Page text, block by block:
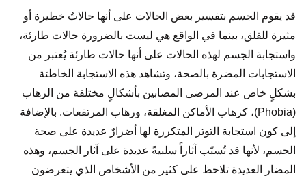
قد يقوم الجسم بتفسير بعض الحالات على أنها حالاتٌ خطيرة أو
مثيرة للقلق، بينما في الواقع هي ليست بالضرورة حالات طارئة،
واستجابة الجسم لهذه الحالات على أنها حالات طارئة يُعتبر من
الاستجابات المضرة بالصحة، وتشاهد هذه الاستجابة الخاطئة
بشكلٍ خاص عند المرضى المصابين بأشكالٍ مختلفة من الرهاب
(Phobia)، كرهاب الأماكن المغلقة، ورهاب المرتفعات. بالإضافة
إلى كون استجابة التوتر المتكررة لها أضرارٌ عديدة على صحة
الجسم، لأنها قد تُسبّب آثاراً سلبيةً عديدة على آثار الجسم، وهذه
المضار العديدة تلاحظ على كثيرٍ من الأشخاص الذي يتعرضون